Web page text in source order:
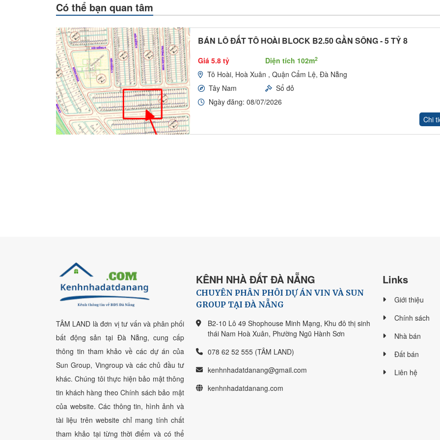
Có thể bạn quan tâm
BÁN LÔ ĐẤT TÔ HOÀI BLOCK B2.50 GẦN SÔNG - 5 TỶ 8
Giá 5.8 tỷ Diện tích 102m2
Tô Hoài, Hoà Xuân , Quận Cẩm Lệ, Đà Nẵng
Tây Nam
Sổ đỏ
Ngày đăng: 08/07/2026
Chi
TÂM LAND là đơn vị tư vấn và phân phối
bất động sản tại Đà Nẵng, cung cấp
thông tin tham khảo về các dự án của
Sun Group, Vingroup và các chủ đầu tư
khác. Chúng tôi thực hiện bảo mật thông
tin khách hàng theo Chính sách bảo mật
của website. Các thông tin, hình ảnh và
tài liệu trên website chỉ mang tính chất
tham khảo tại từng thời điểm và có thể
KÊNH NHÀ ĐẤT ĐÀ NẴNG
CHUYÊN PHÂN PHÔI DỰ ÁN VIN VÀ SUN
GROUP TẠI ĐÀ NẴNG
B2-10 Lô 49 Shophouse Minh Mạng, Khu đô thị sinh
thái Nam Hoà Xuân, Phường Ngũ Hành Sơn
078 62 52 555 (TÂM LAND)
kenhnhadatdanang@gmail.com
kenhnhadatdanang.com
Links
Giới thiệu
Chính sách
Nhà bán
Đất bán
Liên hệ